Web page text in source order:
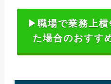
▶職場で業務上横
た場合のおすす